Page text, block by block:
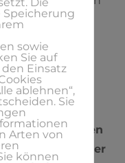
und sich da
Podcastfolgen
Arbeitsblatt oder
sowie
Sie auf
den Einsatz
ablehnen“,
Sie
Arten von
können